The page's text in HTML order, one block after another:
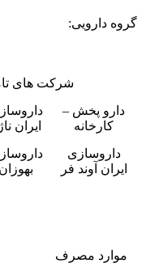
گروه دارویی:
شرکت های
دارو پخش –
کارخانه
ایران
داروسازی
ایران آوند فر
بهوزان
موارد مصرف